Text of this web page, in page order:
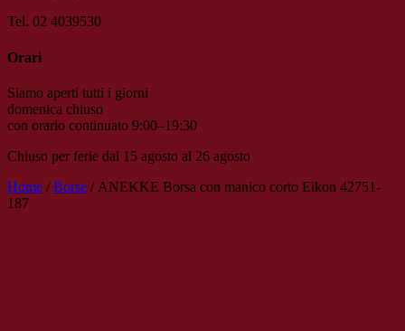
Tel. 02 4039530
Orari
Siamo aperti tutti i giorni
domenica chiuso
con orario continuato 9:00–19:30
Chiuso per ferie dal 15 agosto al 26 agosto
Home /Borse / ANEKKE Borsa con manico corto Eikon 42751-
187